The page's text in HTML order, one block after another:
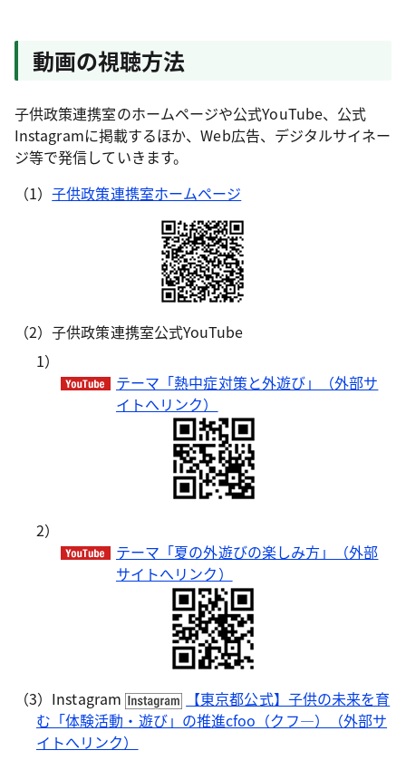
動画の視聴方法
子供政策連携室のホームページや公式YouTube、公式
Instagramに掲載するほか、Web広告、デジタルサイネー
ジ等で発信していきます。
（1）子供政策連携室ホームページ
（2）子供政策連携室公式YouTube
1）
テーマ「熱中症対策と外遊び」（外部サ
イトへリンク）
2）
テーマ「夏の外遊びの楽しみ方」（外部
サイトへリンク）
（3）Instagram
【東京都公式】子供の未来を育
む「体験活動・遊び」の推進cfoo（クフ―）（外部サ
イトへリンク）